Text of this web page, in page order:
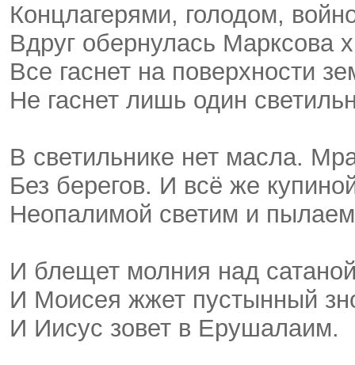
Концлагерями, голодом,
Вдруг обернулась Марксова
Все гаснет на поверхности
Не гаснет лишь один
В светильнике нет масла.
Без берегов. И всё же
Неопалимой светим и
И блещет молния над
И Моисея жжет пустынный
И Иисус зовет в Ерушалаим.